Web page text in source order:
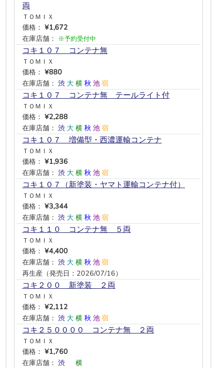
両
ＴＯＭＩＸ
価格： ¥1,672
在庫店舗：
※予約受付中
コキ１０７ コンテナ無
ＴＯＭＩＸ
価格： ¥880
在庫店舗： 渋 大 横 秋 池 宿
コキ１０７ コンテナ無 テールライト付
ＴＯＭＩＸ
価格： ¥2,288
在庫店舗： 渋 大 横 秋 池 宿
コキ１０７ 増備型・西濃運輸コンテナ
ＴＯＭＩＸ
価格： ¥1,936
在庫店舗： 渋 大 横 秋 池 宿
コキ１０７（新塗装・ヤマト運輸コンテナ付）
ＴＯＭＩＸ
価格： ¥3,344
在庫店舗： 渋 大 横 秋 池 宿
コキ１１０ コンテナ無 ５両
ＴＯＭＩＸ
価格： ¥4,400
在庫店舗： 渋 大 横 秋 池 宿
再生産（発売日：2026/07/16）
コキ２００ 新塗装 ２両
ＴＯＭＩＸ
価格： ¥2,112
在庫店舗： 渋 大 横 秋 池 宿
コキ２５００００ コンテナ無 ２両
ＴＯＭＩＸ
価格： ¥1,760
在庫店舗： 渋 横